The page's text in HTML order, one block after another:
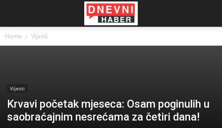
Home Vijesti
Vijesti
Krvavi početak mjeseca: Osam poginulih u
saobraćajnim nesrećama za četiri dana!